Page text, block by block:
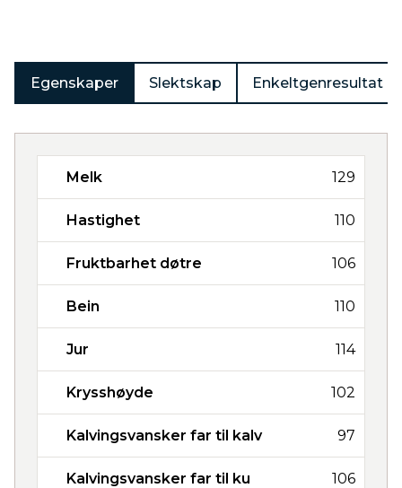
Egenskaper Slektskap Enkeltgenresultat
Melk 129
Hastighet 110
Fruktbarhet døtre 106
Bein 110
Jur 114
Krysshøyde 102
Kalvingsvansker far til kalv 97
Kalvingsvansker far til ku 106